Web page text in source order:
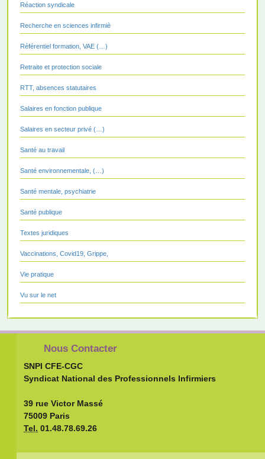
Réaction syndicale
Recherche en sciences infirmiè
Référentiel formation, VAE (…)
Retraite et protection sociale
RTT, absences statutaires
Salaires en fonction publique
Salaires en secteur privé (…)
Santé au travail
Santé environnementale, (…)
Santé mentale, psychiatrie
Santé publique
Textes juridiques
Vaccinations, Covid19, Grippe,
Vie pratique
Vu sur le net
Nous Contacter
SNPI CFE-CGC
Syndicat National des Professionnels Infirmiers
39 rue Victor Massé
75009 Paris
Tel. 01.48.78.69.26